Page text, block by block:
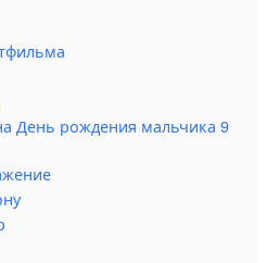
День рождения мальчика 9